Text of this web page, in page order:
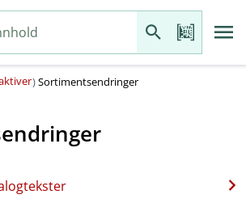
)Sortimentsendringer